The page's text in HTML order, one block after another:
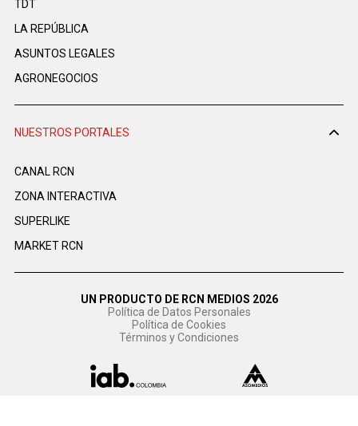
TDT
LA REPÚBLICA
ASUNTOS LEGALES
AGRONEGOCIOS
NUESTROS PORTALES
CANAL RCN
ZONA INTERACTIVA
SUPERLIKE
MARKET RCN
UN PRODUCTO DE RCN MEDIOS 2026
Política de Datos Personales
Política de Cookies
Términos y Condiciones